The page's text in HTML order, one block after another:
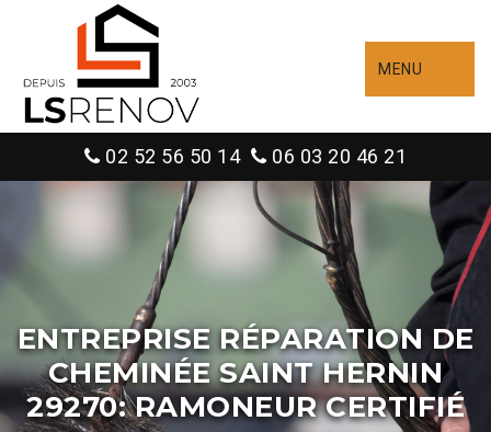
MENU
02 52 56 50 14 06 03 20 46 21
ENTREPRISE RÉPARATION DE
CHEMINÉE SAINT HERNIN
29270: RAMONEUR CERTIFIÉ